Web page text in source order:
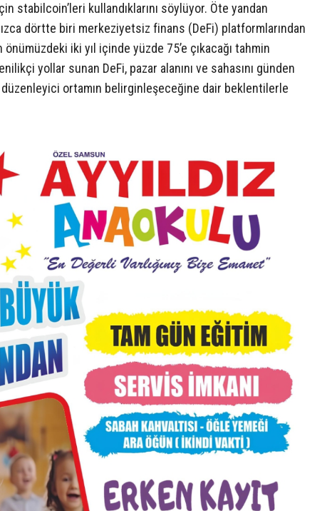
stabilcoin’leri kullandıklarını söylüyor. Öte yandan
dörtte biri merkeziyetsiz finans (DeFi) platformlarından
iki yıl içinde yüzde 75’e çıkacağı tahmin
yollar sunan DeFi, pazar alanını ve sahasını günden
ortamın belirginleşeceğine dair beklentilerle